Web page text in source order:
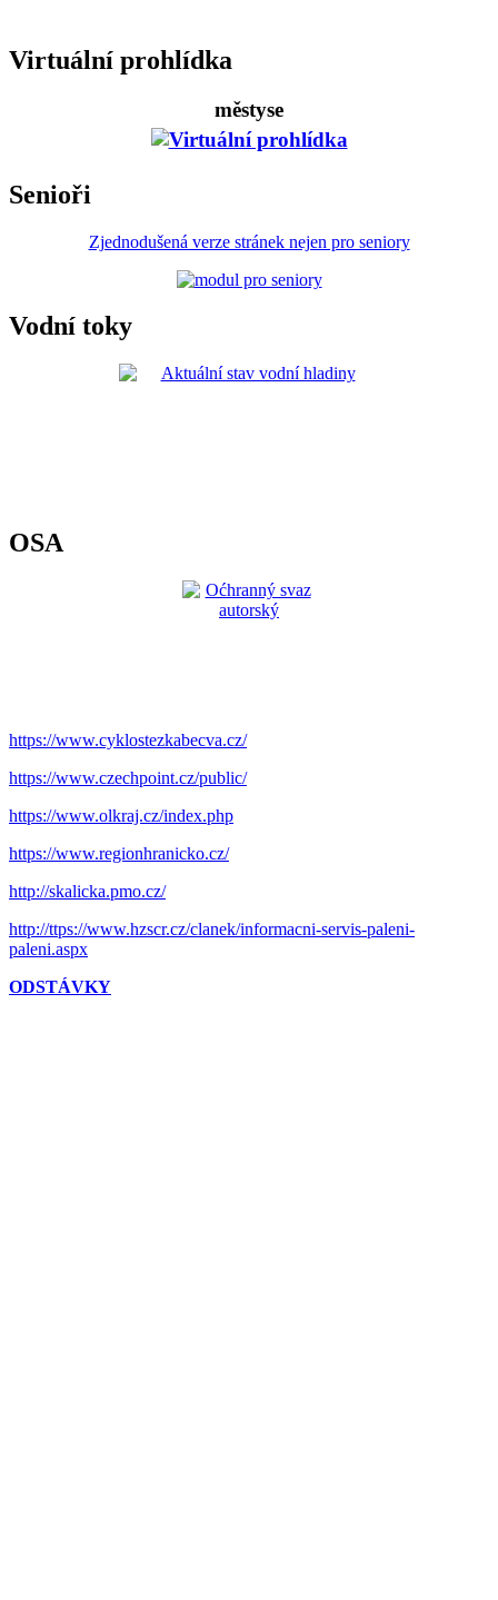
Virtuální prohlídka
městyse
Senioři
Zjednodušená verze stránek nejen pro seniory
Vodní toky
OSA
https://www.cyklostezkabecva.cz/
https://www.czechpoint.cz/public/
https://www.olkraj.cz/index.php
https://www.regionhranicko.cz/
http://skalicka.pmo.cz/
http://ttps://www.hzscr.cz/clanek/informacni-servis-paleni-
paleni.aspx
ODSTÁVKY